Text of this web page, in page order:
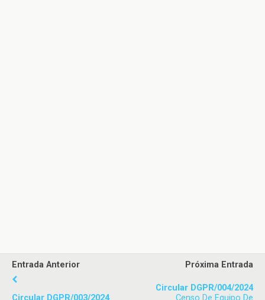
Entrada Anterior Próxima Entrada
Circular DGPR/004/2024